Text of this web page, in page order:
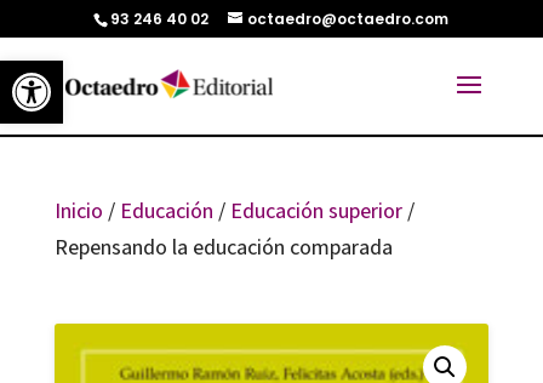
Abrir barra de herramientas
93 246 40 02 octaedro@octaedro.com
Inicio / Educación / Educación superior/
Repensando la educación comparada